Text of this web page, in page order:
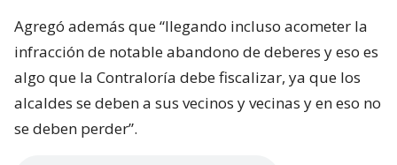
Agregó además que “llegando incluso acometer la
infracción de notable abandono de deberes y eso es
algo que la Contraloría debe fiscalizar, ya que los
alcaldes se deben a sus vecinos y vecinas y en eso no
se deben perder”.